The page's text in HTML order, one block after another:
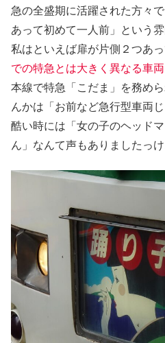
急の全盛期に活躍された方々
あって初めて一人前」という
私はといえば扉が片側２つあっ
での特急とは大きく異なる車両
本線で特急「こだま」を務め
んかは「お前など急行型車両
酷い時には「女の子のヘッド
ん」なんて声もありましたっけ